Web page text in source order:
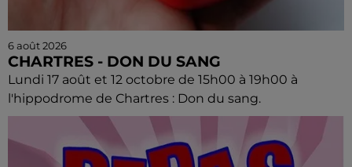
6 août 2026
CHARTRES - DON DU SANG
Lundi 17 août et 12 octobre de 15h00 à 19h00 à
l'hippodrome de Chartres : Don du sang.